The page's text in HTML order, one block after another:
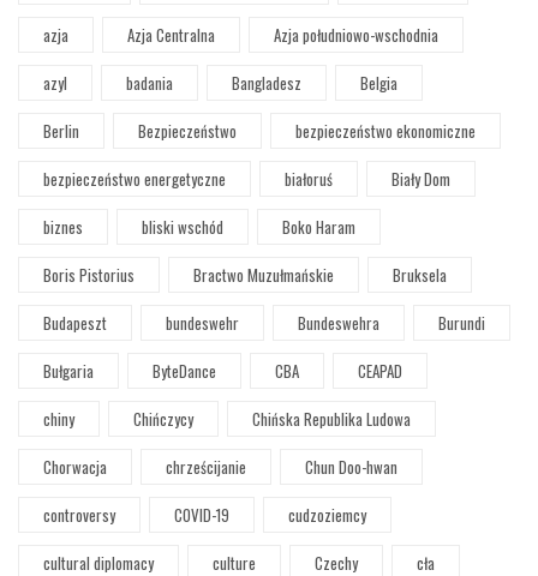
azja
Azja Centralna
Azja południowo-wschodnia
azyl
badania Bangladesz
Belgia
Berlin
Bezpieczeństwo
bezpieczeństwo ekonomiczne
bezpieczeństwo energetyczne
białoruś
Biały Dom
biznes
bliski wschód
Boko Haram
Boris Pistorius
Bractwo Muzułmańskie
Bruksela
Budapeszt
bundeswehr Bundeswehra
Burundi
Bułgaria
ByteDance CBA
CEAPAD
chiny
Chińczycy
Chińska Republika Ludowa
Chorwacja
chrześcijanie
Chun Doo-hwan
controversy
COVID-19
cudzoziemcy
cultural diplomacy
culture Czechy cła